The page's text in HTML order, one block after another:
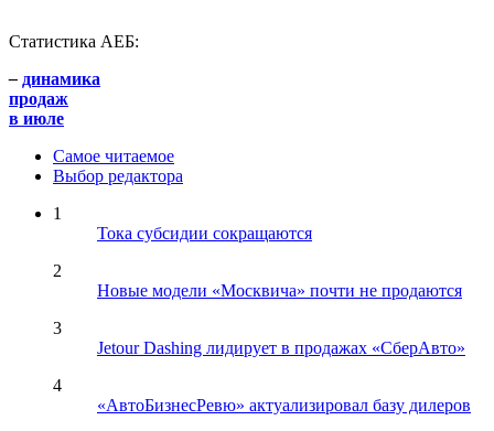
Статистика АЕБ:
– динамика
продаж
в июле
Самое читаемое
Выбор редактора
1
Тока субсидии сокращаются
2
Новые модели «Москвича» почти не продаются
3
Jetour Dashing лидирует в продажах «СберАвто»
4
«АвтоБизнесРевю» актуализировал базу дилеров